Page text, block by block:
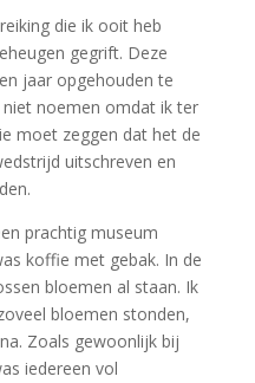
die ik ooit heb
gegrift. Deze
jaar opgehouden te
noemen omdat ik ter
moet zeggen dat het de
uitschreven en
prachtig museum
koffie met gebak. In de
bloemen al staan. Ik
bloemen stonden,
Zoals gewoonlijk bij
iedereen vol